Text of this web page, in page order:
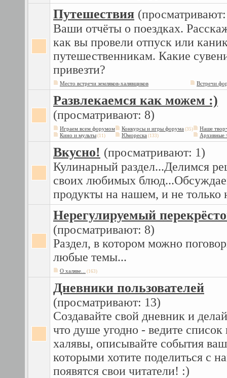
Путешествия
Ваши отчёты о поездках.
как вы провели отпуск или
путешественникам. Какие
привезти?
Место встречи земляков-халявщиков Встречи
Развлекаемся как можем :)
(просматривают: 8)
Играем всем форумом Конкурсы и игры форума (35)
Наше
Кино и мульты (11) Юмореска (133) Архивные
Вкусно! (просматривают: 1)
Кулинарный раздел...Делимся
своих любимых
продукты на нашем, и не только
Нерегулируемый
(просматривают: 8)
Раздел, в котором можно
любые темы...
О халяве... (163)
Дневники пользователей
(просматривают: 13)
Создавайте свой дневник и
что душе угодно - ведите
халявы, описывайте события
которыми хотите поделиться с
появятся свои читатели! :)